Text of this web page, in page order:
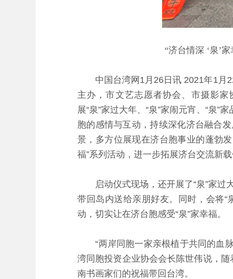
“济台情深 ‘泉’
中国台湾网1月26日讯 2021年1月22
主办，市文艺志愿者协会、市摄影
展“泉”家过大年、“泉”家闹元宵、“泉”
胞的感情与互动，持续深化济台融合
景，多方位展现在济台胞事业的蓬勃
福”系列活动，进一步拓展济台交流新
启动仪式现场，还开展了“泉”家过大
带回岛内送给亲朋好友。同时，会将
动，切实让在济台胞感受“泉”家幸福。
“两岸同胞一家亲根植于共同的血脉
湾同胞投资企业协会会长陈世伟说，
南书画家们的祝福带回台湾。